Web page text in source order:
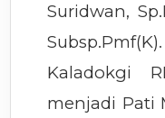
Suridwan,
Kaladokgi
menjadi Pati